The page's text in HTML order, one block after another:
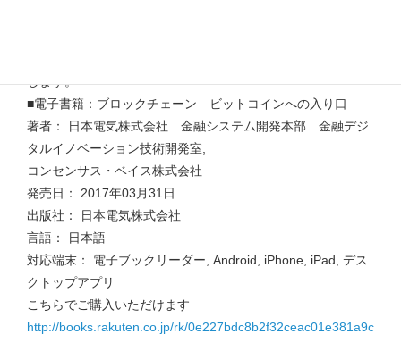
します。
■電子書籍：ブロックチェーン ビットコインへの入り口
著者： 日本電気株式会社 金融システム開発本部 金融デジ
タルイノベーション技術開発室,
コンセンサス・ベイス株式会社
発売日： 2017年03月31日
出版社： 日本電気株式会社
言語： 日本語
対応端末： 電子ブックリーダー, Android, iPhone, iPad, デス
クトップアプリ
こちらでご購入いただけます
http://books.rakuten.co.jp/rk/0e227bdc8b2f32ceac01e381a9c